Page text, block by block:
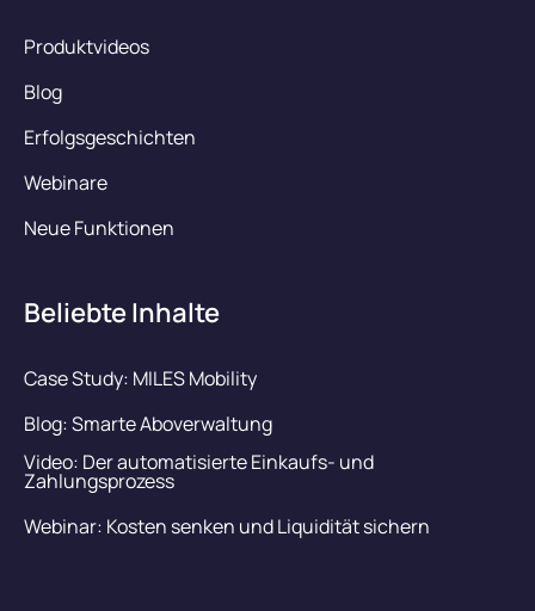
Produktvideos
Blog
Erfolgsgeschichten
Webinare
Neue Funktionen
Beliebte Inhalte
Case Study: MILES Mobility
Blog: Smarte Aboverwaltung
Video: Der automatisierte Einkaufs- und
Zahlungsprozess
Webinar: Kosten senken und Liquidität sichern